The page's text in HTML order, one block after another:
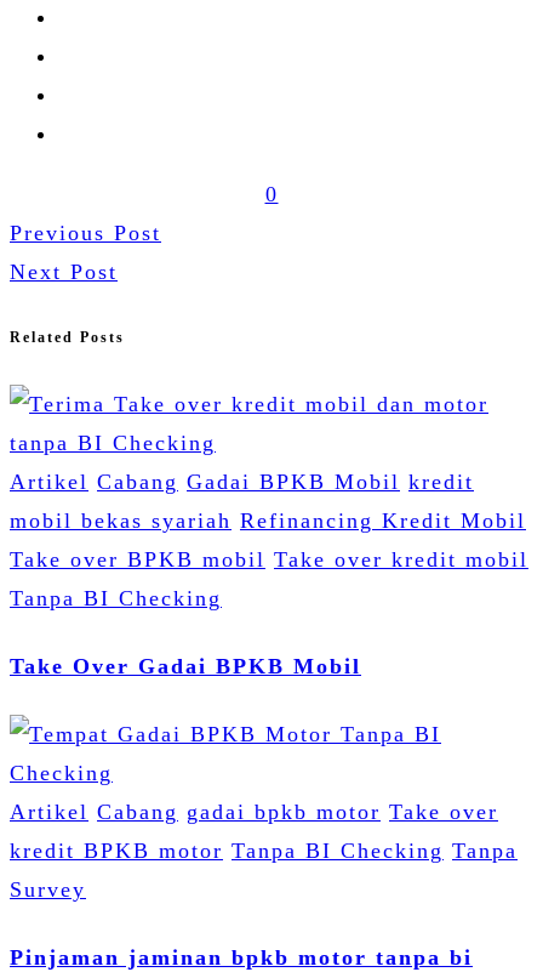
0
Previous Post
Next Post
Related Posts
Artikel Cabang Gadai BPKB Mobil kredit
mobil bekas syariah Refinancing Kredit Mobil
Take over BPKB mobil Take over kredit mobil
Tanpa BI Checking
Take Over Gadai BPKB Mobil
Artikel Cabang gadai bpkb motor Take over
kredit BPKB motor Tanpa BI Checking Tanpa
Survey
Pinjaman jaminan bpkb motor tanpa bi